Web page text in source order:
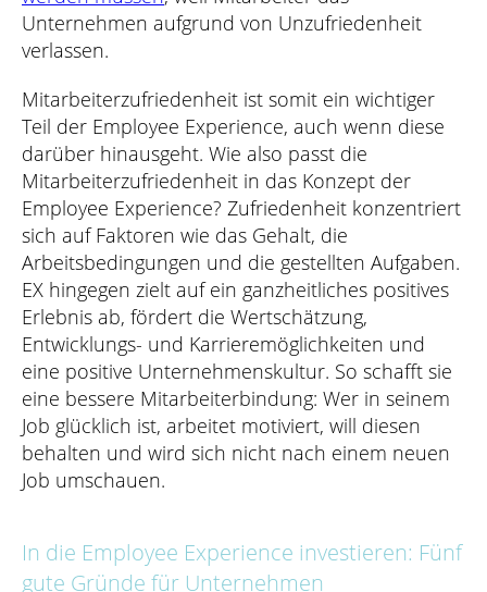
Unternehmen aufgrund von Unzufriedenheit
verlassen.
Mitarbeiterzufriedenheit ist somit ein wichtiger
Teil der Employee Experience, auch wenn diese
darüber hinausgeht. Wie also passt die
Mitarbeiterzufriedenheit in das Konzept der
Employee Experience? Zufriedenheit konzentriert
sich auf Faktoren wie das Gehalt, die
Arbeitsbedingungen und die gestellten Aufgaben.
EX hingegen zielt auf ein ganzheitliches positives
Erlebnis ab, fördert die Wertschätzung,
Entwicklungs- und Karrieremöglichkeiten und
eine positive Unternehmenskultur. So schafft sie
eine bessere Mitarbeiterbindung: Wer in seinem
Job glücklich ist, arbeitet motiviert, will diesen
behalten und wird sich nicht nach einem neuen
Job umschauen.
In die Employee Experience investieren: Fünf
gute Gründe für Unternehmen